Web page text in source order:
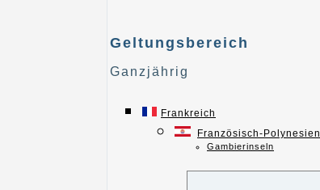
Geltungsbereich
Ganzjährig
Frankreich
Französisch-Polynesien
Gambierinseln